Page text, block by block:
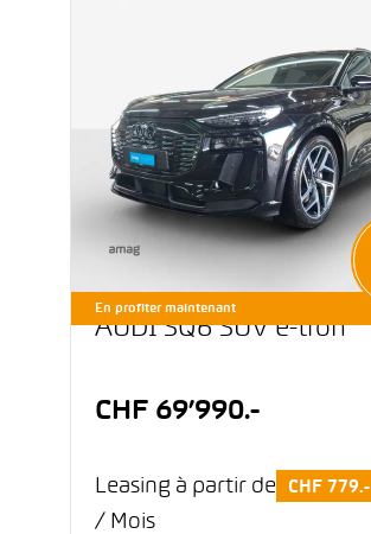
En profiter maintenant
AUDI SQ6 SUV e-tron
CHF 69’990.-
Leasing à partir de CHF 779.-
/ Mois